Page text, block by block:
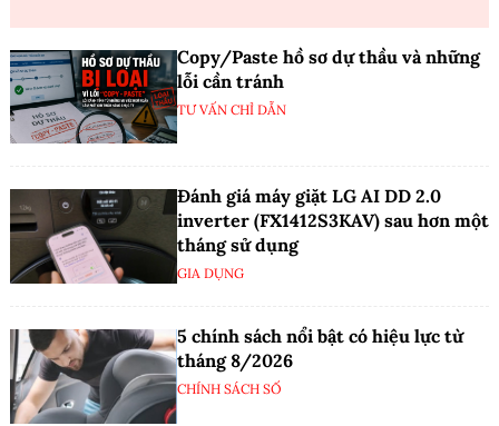
Copy/Paste hồ sơ dự thầu và những
lỗi cần tránh
TƯ VẤN CHỈ DẪN
Đánh giá máy giặt LG AI DD 2.0
inverter (FX1412S3KAV) sau hơn một
tháng sử dụng
GIA DỤNG
5 chính sách nổi bật có hiệu lực từ
tháng 8/2026
CHÍNH SÁCH SỐ